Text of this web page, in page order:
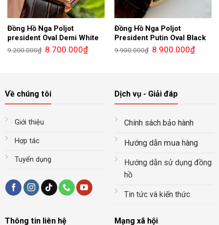
Đồng Hồ Nga Poljot
president Oval Demi White
9.200.000₫ Giá
gốc
8.700.000₫Giá
hiện
Đồng Hồ Nga Poljot
President Putin Oval Black
9.900.000₫ Giá
gốc
8.900.000₫Giá
hiện
Về chúng tôi
Giới thiệu
Hợp tác
Tuyển dụng
Dịch vụ - Giải đáp
Chính sách bảo hành
Hướng dẫn muahàng
Hướng dẫn sử dụng đồng
hồ
Tin tức và kiến thức
Thông tin liên hệ Mạng xã hội